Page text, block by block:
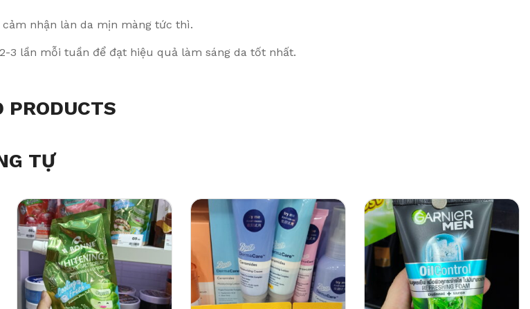
cảm nhận làn da mịn màng tức thì.
3 lần mỗi tuần để đạt hiệu quả làm sáng da tốt nhất.
PRODUCTS
TỰ